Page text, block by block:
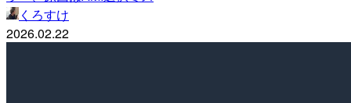
くろすけ
2026.02.22